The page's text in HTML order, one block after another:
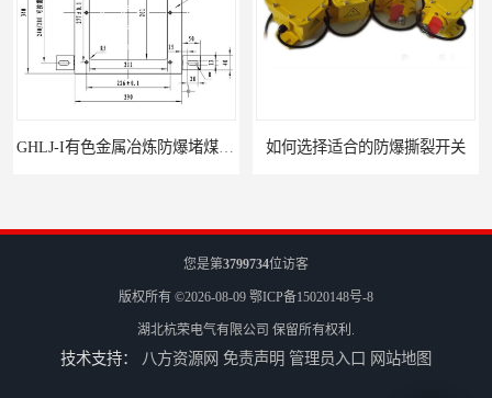
GHLJ-I‌有色金属冶炼防爆堵煤开关的应用 如何选择适合的防爆撕裂开关
您是第3799734位访客
版权所有 ©2026-08-09 鄂ICP备15020148号-8
湖北杭荣电气有限公司 保留所有权利.
技术支持： 八方资源网 免责声明 管理员入口 网站地图